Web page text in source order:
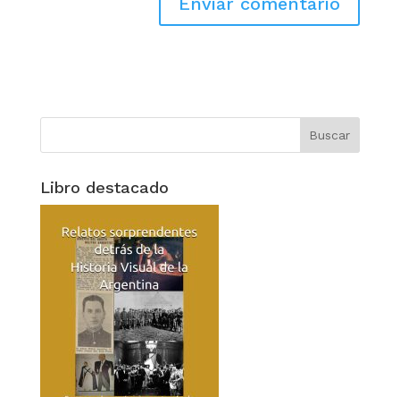
Libro destacado